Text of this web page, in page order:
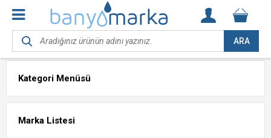
ARA
Kategori Menüsü
Marka Listesi